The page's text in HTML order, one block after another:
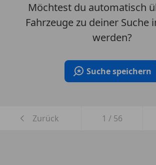
Möchtest du automatisch
Fahrzeuge zu deiner
werden?
Suche speichern
Zurück 1 / 56